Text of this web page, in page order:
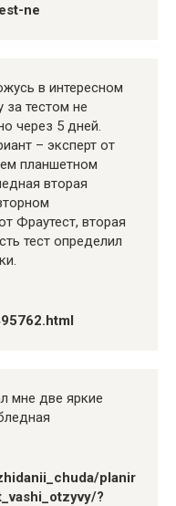
ne
в интересном
за тестом не
через 5 дней.
– эксперт от
планшетном
вторая
Фраутест, вторая
тест определил
мне две яркие
planir
?